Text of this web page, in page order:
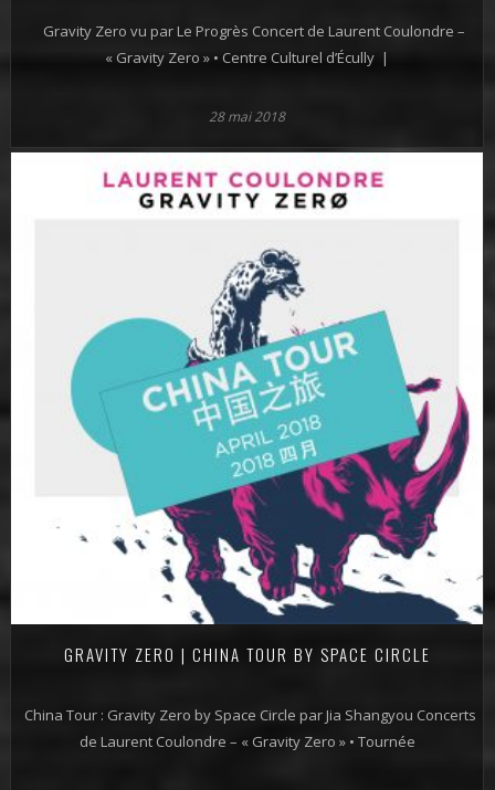
Gravity Zero vu par Le Progrès Concert de Laurent Coulondre –
« Gravity Zero » • Centre Culturel d’Écully |
28 mai 2018
GRAVITY ZERO | CHINA TOUR BY SPACE CIRCLE
China Tour : Gravity Zero by Space Circle par Jia Shangyou Concerts
de Laurent Coulondre – « Gravity Zero » • Tournée